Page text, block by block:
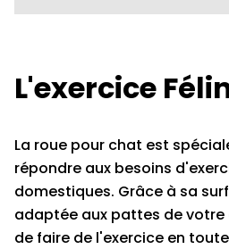
L'exercice
La roue pour chat est
répondre aux besoins
domestiques. Grâce à sa
adaptée aux pattes de votre
de faire de l'exercice en